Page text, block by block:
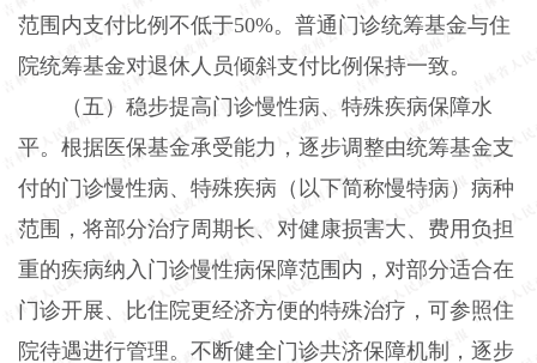
范围内支付比例不低于50%。普通门诊统筹基金与住
院统筹基金对退休人员倾斜支付比例保持一致。
（五）稳步提高门诊慢性病、特殊疾病保障水
平。根据医保基金承受能力，逐步调整由统筹基金支
付的门诊慢性病、特殊疾病（以下简称慢特病）病种
范围，将部分治疗周期长、对健康损害大、费用负担
重的疾病纳入门诊慢性病保障范围内，对部分适合在
门诊开展、比住院更经济方便的特殊治疗，可参照住
院待遇进行管理。不断健全门诊共济保障机制，逐步